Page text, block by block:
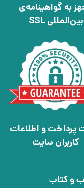
به گواهینامه‌ی
بین‌المللی SSL
پرداخت و اطلاعات
کاربران سایت
و کتاب